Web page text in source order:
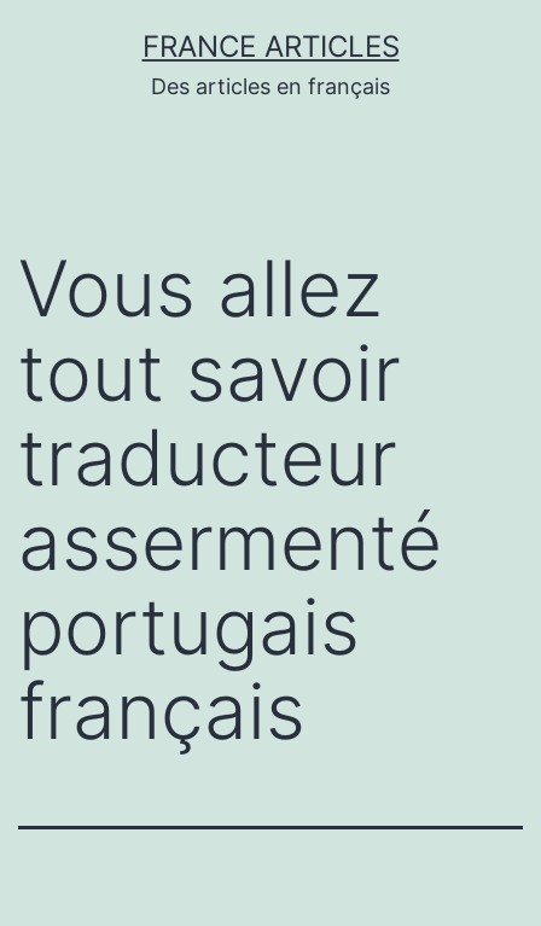
FRANCE ARTICLES
Des articles en français
Vous allez
tout savoir
traducteur
assermenté
portugais
français